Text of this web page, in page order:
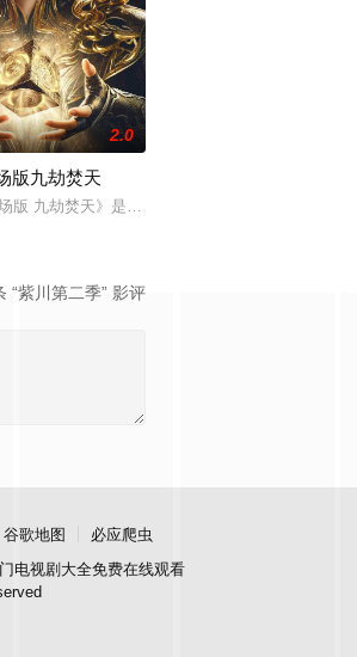
万年。谁知出关时，
刃有余。然而，令他震惊的是，游戏中强大无比的
唐门》动画正式启动！
2.0
版九劫焚天​
场版 九劫焚天》是动画《完美世界》的第二部剧
“紫川第二季” 影评
谷歌地图
必应爬虫
电视剧大全免费在线观看